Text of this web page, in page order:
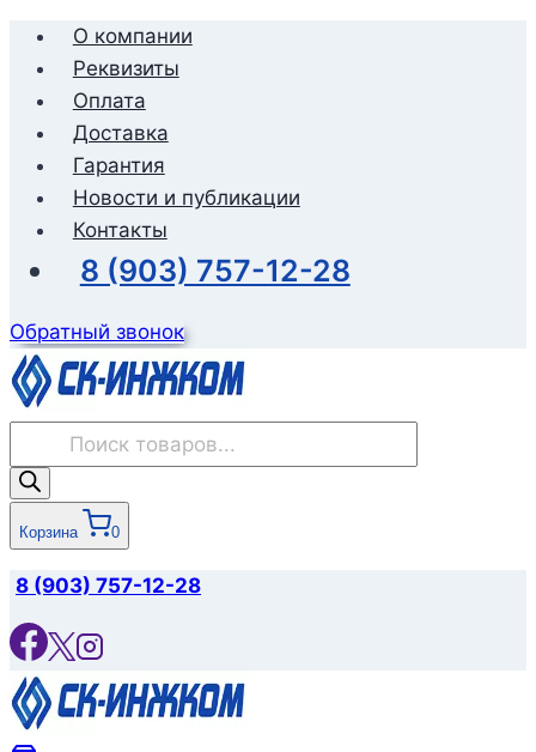
Перейти
содержимому
О компании
Реквизиты
Оплата
Доставка
Гарантия
Новости и публикации
Контакты
8 (903) 757-12-28
Обратный звонок
товаров
Корзина 0
8 (903) 757-12-28